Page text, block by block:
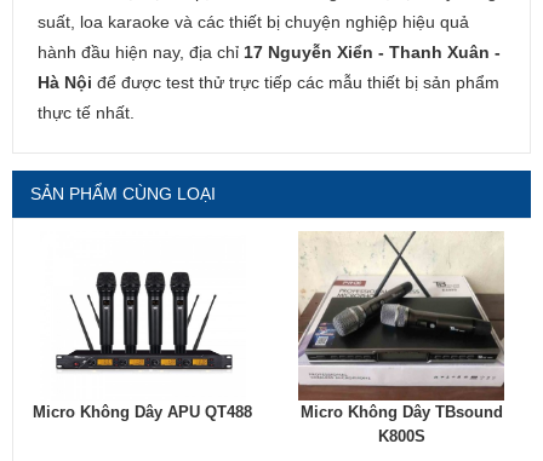
suất, loa karaoke và các thiết bị chuyện nghiệp hiệu quả
hành đầu hiện nay, địa chỉ 17 Nguyễn Xiển - Thanh Xuân -
Hà Nội để được test thử trực tiếp các mẫu thiết bị sản phẩm
thực tế nhất.
SẢN PHẨM CÙNG LOẠI
Micro Không Dây APU QT488
Micro Không Dây TBsound
K800S